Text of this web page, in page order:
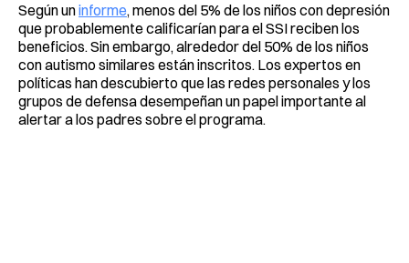
Según uninforme, menos del 5% de los niños con depresión
que probablemente calificarían para el SSI reciben los
beneficios. Sin embargo, alrededor del 50% de los niños
con autismo similares están inscritos. Los expertos en
políticas han descubierto que las redes personales y los
grupos de defensa desempeñan un papel importante al
alertar a los padres sobre el programa.